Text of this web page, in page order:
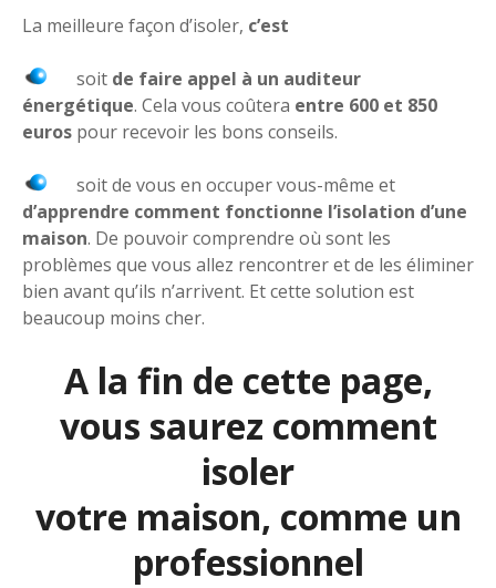
La meilleure façon d’isoler, c’est
soit de faire appel à un auditeur
énergétique. Cela vous coûtera entre 600 et 850
euros pour recevoir les bons conseils.
soit de vous en occuper vous-même et
d’apprendre comment fonctionne l’isolation d’une
maison. De pouvoir comprendre où sont les
problèmes que vous allez rencontrer et de les éliminer
bien avant qu’ils n’arrivent. Et cette solution est
beaucoup moins cher.
A la fin de cette page,
vous saurez comment
isoler
votre maison, comme un
professionnel